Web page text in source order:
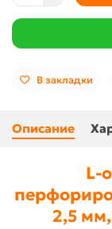
В закладки
Описание
L-
2,5